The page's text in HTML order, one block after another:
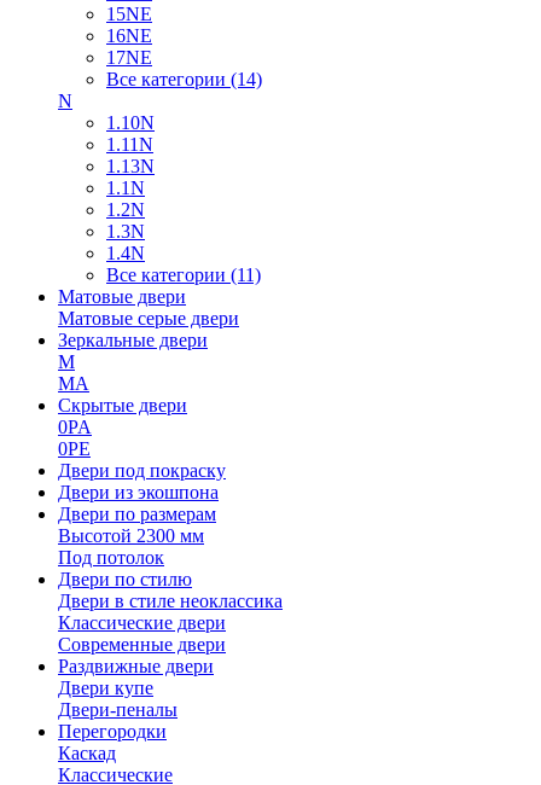
15NE
16NE
17NE
Все категории (14)
N
1.10N
1.11N
1.13N
1.1N
1.2N
1.3N
1.4N
Все категории (11)
Матовые двери
Матовые серые двери
Зеркальные двери
M
MA
Скрытые двери
0PA
0PE
Двери под покраску
Двери из экошпона
Двери по размерам
Высотой 2300 мм
Под потолок
Двери по стилю
Двери в стиле неоклассика
Классические двери
Современные двери
Раздвижные двери
Двери купе
Двери-пеналы
Перегородки
Каскад
Классические